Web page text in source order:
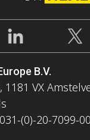
B.V.
1181 VX
(0)-20-7099-